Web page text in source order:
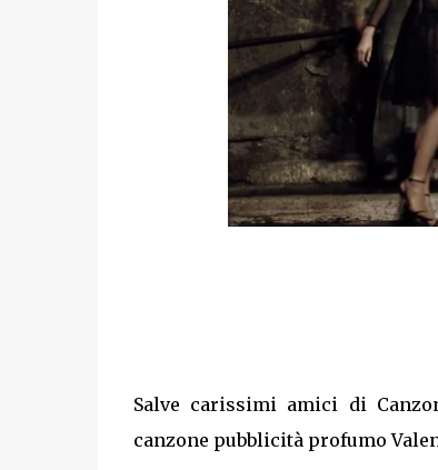
Salve carissimi amici di
canzone pubblicità profumo